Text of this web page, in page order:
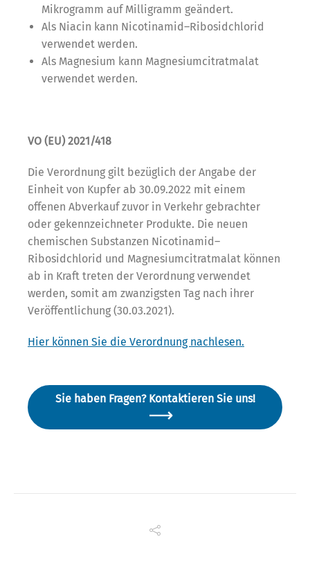
Mikrogramm auf Milligramm geändert.
Als Niacin kann Nicotinamid–Ribosidchlorid
verwendet werden.
Als Magnesium kann Magnesiumcitratmalat
verwendet werden.
VO (EU) 2021/418
Die Verordnung gilt bezüglich der Angabe der
Einheit von Kupfer ab 30.09.2022 mit einem
offenen Abverkauf zuvor in Verkehr gebrachter
oder gekennzeichneter Produkte. Die neuen
chemischen Substanzen Nicotinamid–
Ribosidchlorid und Magnesiumcitratmalat können
ab in Kraft treten der Verordnung verwendet
werden, somit am zwanzigsten Tag nach ihrer
Veröffentlichung (30.03.2021).
Hier können Sie die Verordnung nachlesen.
Sie haben Fragen? Kontaktieren Sie uns!